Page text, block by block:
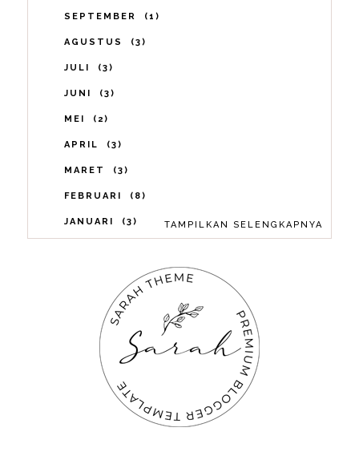
SEPTEMBER 1
AGUSTUS 3
JULI 3
JUNI 3
MEI 2
APRIL 3
MARET 3
FEBRUARI 8
JANUARI 3 TAMPILKAN SELENGKAPNYA